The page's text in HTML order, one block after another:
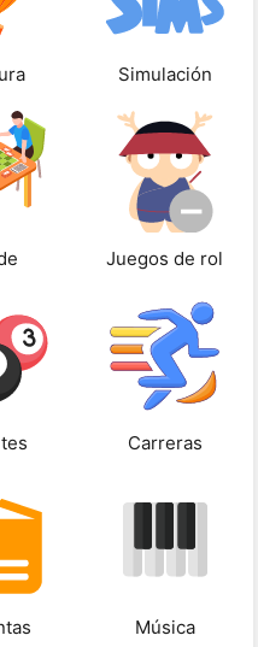
Simulación
Juegos de rol
Carreras
Música